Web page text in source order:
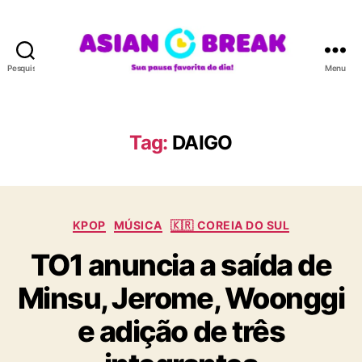
Pesquisar
A
N
R
A
Menu
Tag: DAIGO
C
t
e
g
o
r
i
KPOP MÚSICA 🇰🇷 COREIA DO SUL
TO1 anuncia a saída de
Minsu, Jerome, Woonggi
e adição de três